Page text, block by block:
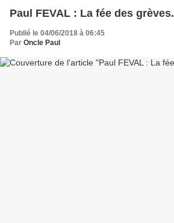
Paul FEVAL : La fée des grèves.
Publié le 04/06/2018 à 06:45
Par Oncle Paul